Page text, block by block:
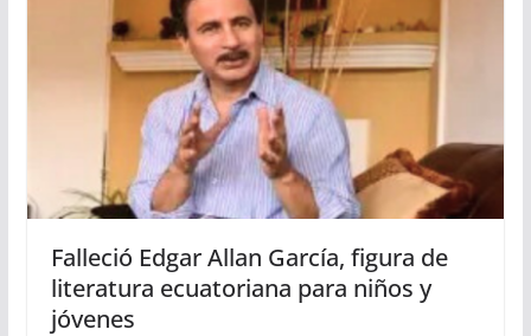
Falleció Edgar Allan García, figura de
literatura ecuatoriana para niños y
jóvenes